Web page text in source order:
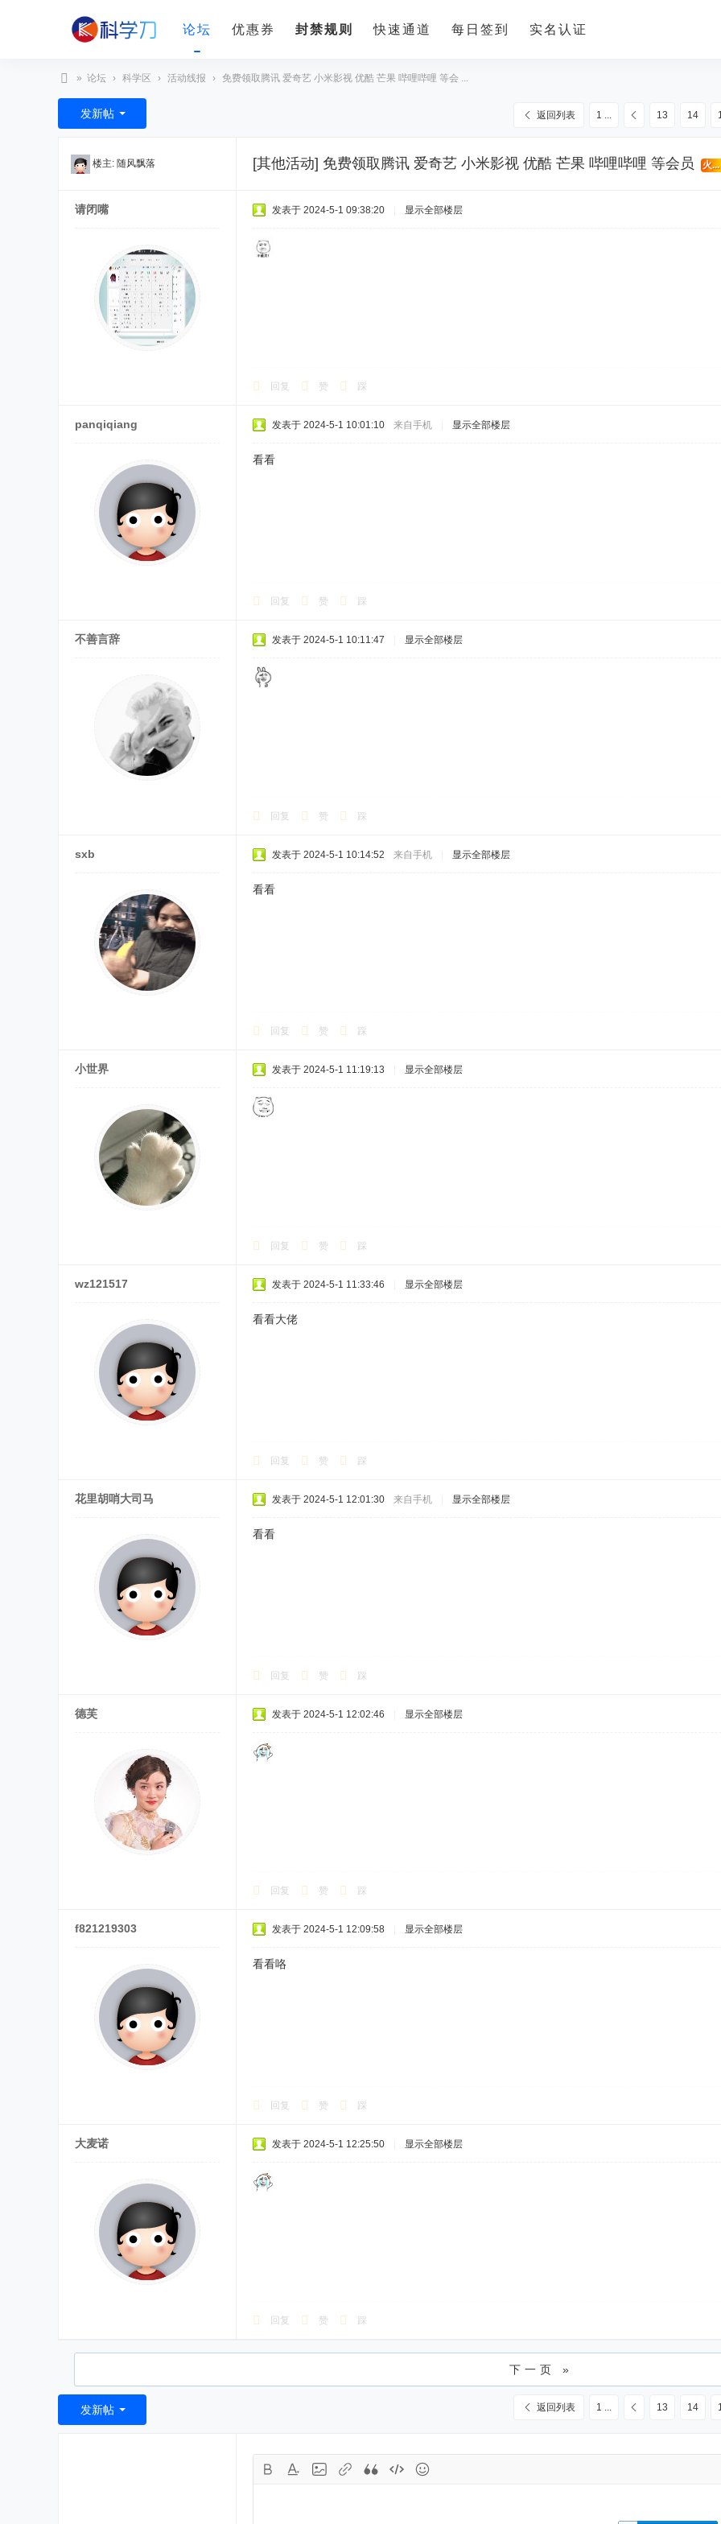
论坛 优惠券 封禁规则 快速通道 每日签到 实名认证
科
学
» 论坛 › 科学区 › 活动线报 › 免费领取腾讯 爱奇艺 小米影视 优酷 芒果 哔哩哔哩 等会 ...
1 ... 13 14
返回列表
发新帖
楼主: 随风飘落 [其他活动] 免费领取腾讯 爱奇艺 小米影视 优酷 芒果 哔哩哔哩 等会员 火...
请闭嘴 发表于 2024-5-1 09:38:20 显示全部楼层
回复 赞 踩
panqiqiang 发表于 2024-5-1 10:01:10 来自手机 显示全部楼层
看看
回复 赞 踩
不善言辞 发表于 2024-5-1 10:11:47 显示全部楼层
回复 赞 踩
sxb 发表于 2024-5-1 10:14:52 来自手机 显示全部楼层
看看
回复 赞 踩
小世界 发表于 2024-5-1 11:19:13 显示全部楼层
回复 赞 踩
wz121517 发表于 2024-5-1 11:33:46 显示全部楼层
看看大佬
回复 赞 踩
花里胡哨大司马 发表于 2024-5-1 12:01:30 来自手机 显示全部楼层
看看
回复 赞 踩
德芙 发表于 2024-5-1 12:02:46 显示全部楼层
回复 赞 踩
f821219303 发表于 2024-5-1 12:09:58 显示全部楼层
看看咯
回复 赞 踩
大麦诺 发表于 2024-5-1 12:25:50 显示全部楼层
回复 赞 踩
下一页 »
1 ... 13 14
返回列表
发新帖